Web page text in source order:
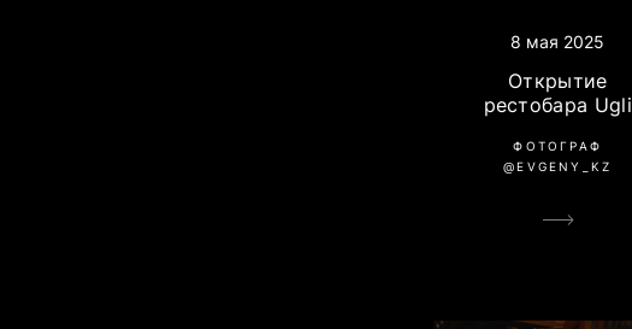
8 мая 2025
Открытие
рестобара Ugli
ФОТОГРАФ
@EVGENY_KZ